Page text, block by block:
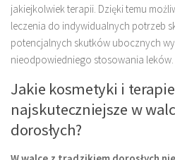
jakiejkolwiek terapii. Dzięki temu
leczenia do indywidualnych potrzeb
potencjalnych skutków ubocznych
nieodpowiedniego stosowania leków.
Jakie kosmetyki i
najskuteczniejsze w
dorosłych?